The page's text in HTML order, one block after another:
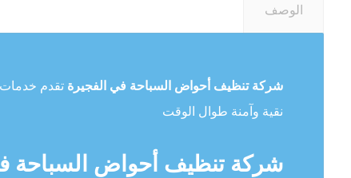
الوصف
شركة تنظيف أحواض السباحة في الفجيرة تقدم خدمات
نقية وآمنة طوال الوقت
شركة تنظيف أحواض السباحة